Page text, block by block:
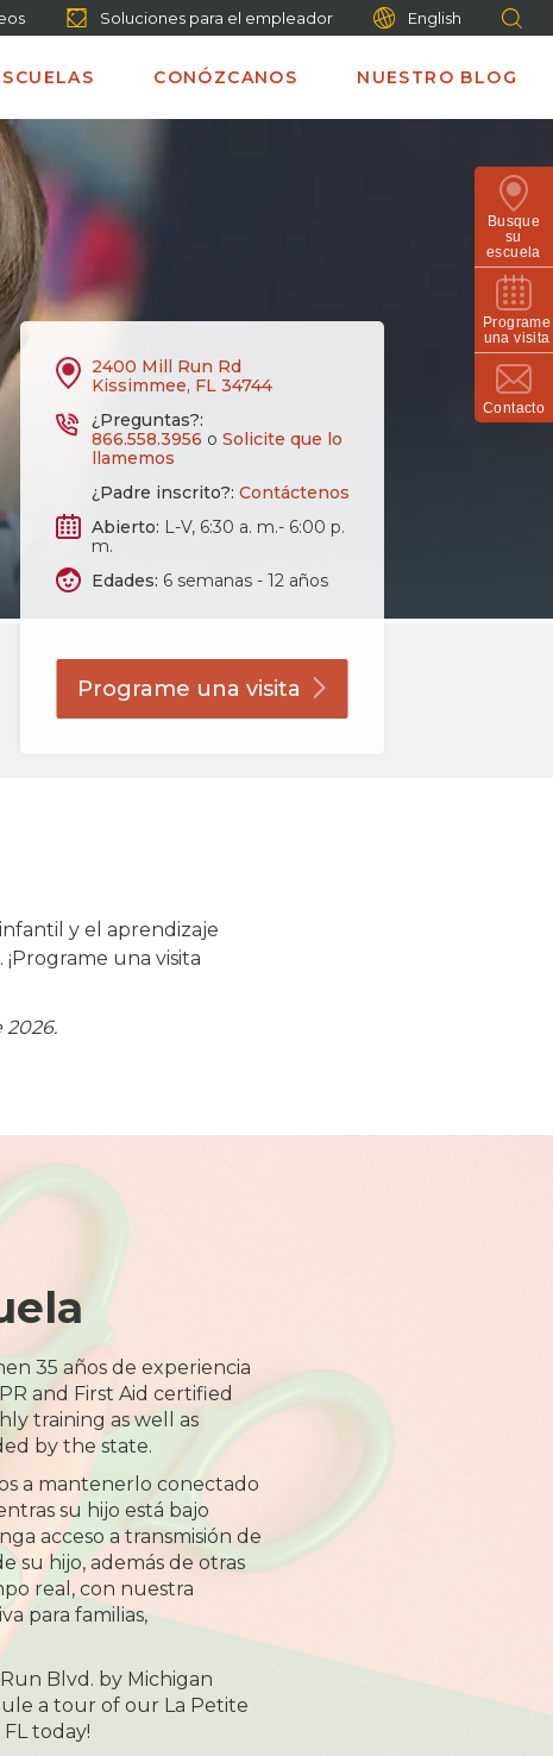
Soluciones para el empleador English
CONÓZCANOS NUESTRO BLOG
Busque
su
escuela
Programe
una visita
Contacto
2400 Mill Run Rd
Kissimmee, FL 34744
¿Preguntas?:
866.558.3956 o Solicite que lo
llamemos
¿Padre inscrito?: Contáctenos
Abierto: L-V, 6:30 a. m.- 6:00 p.
m.
Edades: 6 semanas - 12 años
Programe unavisita
y el aprendizaje
una visita
35 años de experiencia
and First Aid certified
training as well as
by the state.
a mantenerlo conectado
su hijo está bajo
acceso a transmisión de
su hijo, además de otras
real, con nuestra
para familias,
Blvd. by Michigan
a tour of our La Petite
today!